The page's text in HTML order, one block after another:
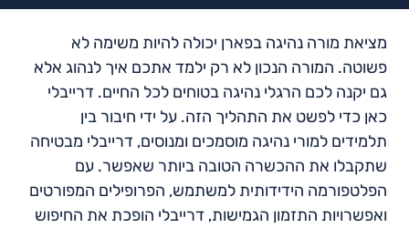
מציאת מורה נהיגה בפארן יכולה להיות משימה לא
פשוטה. המורה הנכון לא רק ילמד אתכם איך לנהוג אלא
גם יקנה לכם הרגלי נהיגה בטוחים לכל החיים. דרייבלי
כאן כדי לפשט את התהליך הזה. על ידי חיבור בין
תלמידים למורי נהיגה מוסמכים ומנוסים, דרייבלי מבטיחה
שתקבלו את ההכשרה הטובה ביותר שאפשר. עם
הפלטפורמה הידידותית למשתמש, הפרופילים המפורטים
ואפשרויות התזמון הגמישות, דרייבלי הופכת את החיפוש